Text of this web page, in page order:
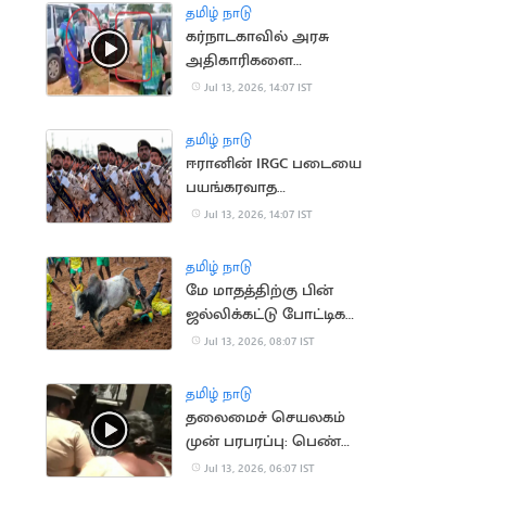
தமிழ் நாடு
கர்நாடகாவில் அரசு
அதிகாரிகளை
துடைப்பத்தால்
Jul 13, 2026, 14:07 IST
தமிழ் நாடு
ஈரானின் IRGC படையை
பயங்கரவாத
அமைப்பாக அறிவித்தது
Jul 13, 2026, 14:07 IST
தமிழ் நாடு
மே மாதத்திற்கு பின்
ஜல்லிக்கட்டு போட்டிகள்
நடத்தக்கூடாது..
Jul 13, 2026, 08:07 IST
தமிழ் நாடு
தலைமைச் செயலகம்
முன் பரபரப்பு: பெண்
தற்கொலை முயற்சி!
Jul 13, 2026, 06:07 IST